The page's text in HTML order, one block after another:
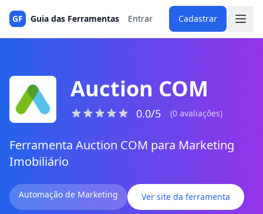
GF Guia das Ferramentas Entrar Cadastrar
Auction COM
0.0/5 (0 avaliações)
Ferramenta Auction COM para Marketing
Imobiliário
Automação de Marketing Ver site da ferramenta